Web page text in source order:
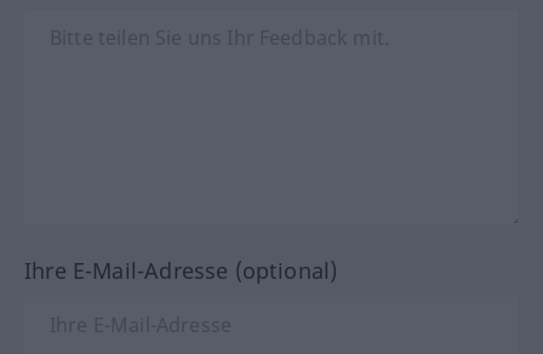
Ihre E-Mail-Adresse (optional)